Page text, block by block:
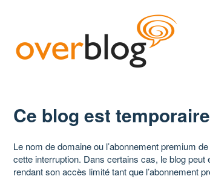
Ce blog est
Le nom de domaine ou l’abonnement premium
cette interruption. Dans certains cas, le blog
rendant son accès limité tant que l’abonnement